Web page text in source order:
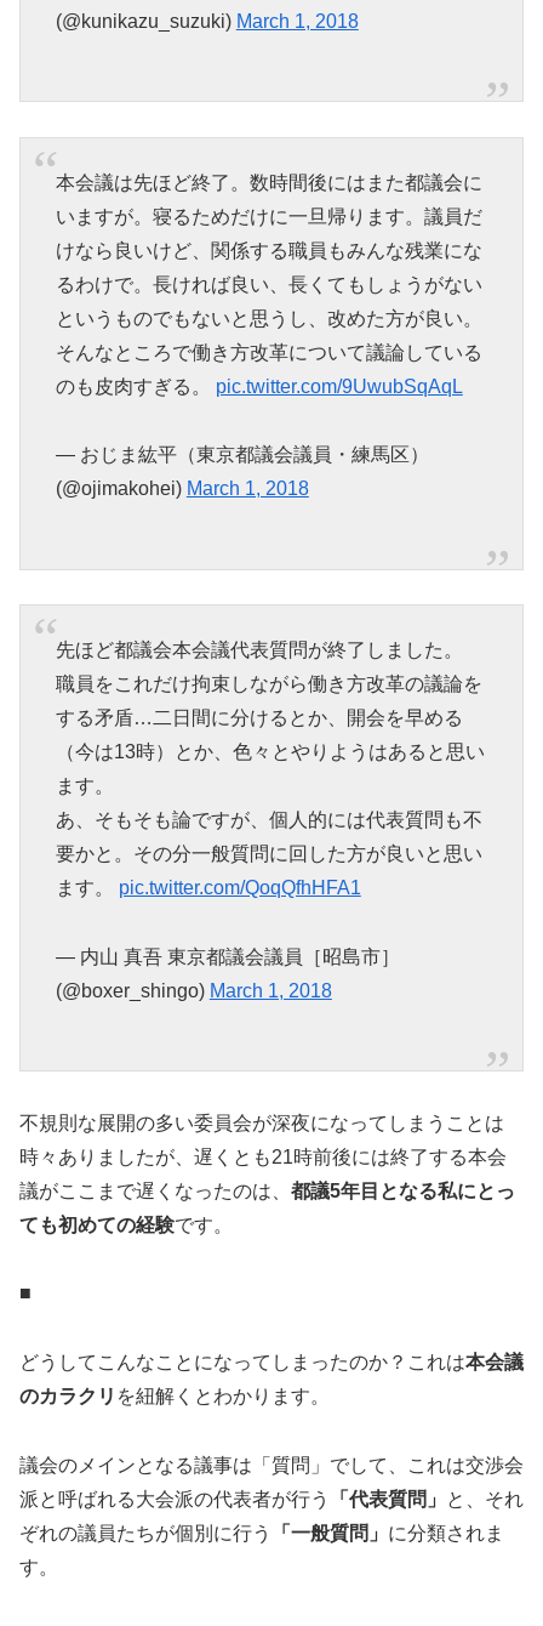
(@kunikazu_suzuki) March 1, 2018
本会議は先ほど終了。数時間後にはまた都議会に
いますが。寝るためだけに一旦帰ります。議員だ
けなら良いけど、関係する職員もみんな残業にな
るわけで。長ければ良い、長くてもしょうがない
というものでもないと思うし、改めた方が良い。
そんなところで働き方改革について議論している
のも皮肉すぎる。 pic.twitter.com/9UwubSqAqL
— おじま紘平（東京都議会議員・練馬区）
(@ojimakohei) March 1, 2018
先ほど都議会本会議代表質問が終了しました。
職員をこれだけ拘束しながら働き方改革の議論を
する矛盾…二日間に分けるとか、開会を早める
（今は13時）とか、色々とやりようはあると思い
ます。
あ、そもそも論ですが、個人的には代表質問も不
要かと。その分一般質問に回した方が良いと思い
ます。 pic.twitter.com/QoqQfhHFA1
— 内山 真吾 東京都議会議員［昭島市］
(@boxer_shingo) March 1, 2018
不規則な展開の多い委員会が深夜になってしまうことは
時々ありましたが、遅くとも21時前後には終了する本会
議がここまで遅くなったのは、 都議5年目となる私にとっ
ても初めての経験です。
■
どうしてこんなことになってしまったのか？これは本会議
のカラクリ を紐解くとわかります。
議会のメインとなる議事は「質問」でして、これは交渉会
派と呼ばれる大会派の代表者が行う
「代表質問」
と、それ
ぞれの議員たちが個別に行う
「一般質問」 に分類されま
す。